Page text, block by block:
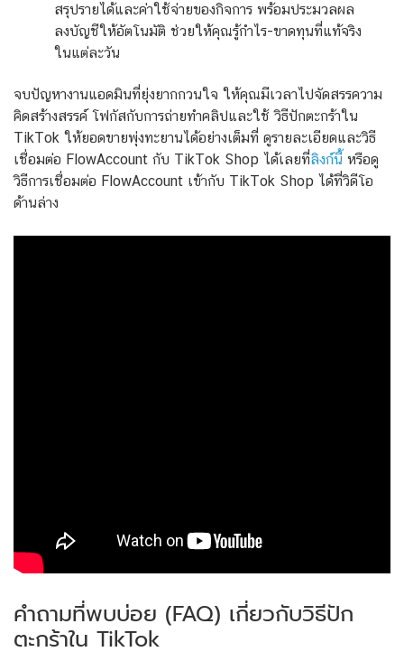
สรุปรายได้และค่าใช้จ่ายของกิจการ พร้อมประมวลผล
ลงบัญชีให้อัตโนมัติ ช่วยให้คุณรู้กำไร-ขาดทุนที่แท้จริง
ในแต่ละวัน
จบปัญหางานแอดมินที่ยุ่งยากกวนใจ ให้คุณมีเวลาไปจัดสรรความ
คิดสร้างสรรค์ โฟกัสกับการถ่ายทำคลิปและใช้ วิธีปักตะกร้าใน
TikTok ให้ยอดขายพุ่งทะยานได้อย่างเต็มที่ ดูรายละเอียดและวิธี
เชื่อมต่อ FlowAccount กับ TikTok Shop ได้เลยที่ลิงก์นี้ หรือดู
วิธีการเชื่อมต่อ FlowAccount เข้ากับ TikTok Shop ได้ที่วิดีโอ
ด้านล่าง
คำถามที่พบบ่อย (FAQ) เกี่ยวกับวิธีปัก
ตะกร้าใน TikTok